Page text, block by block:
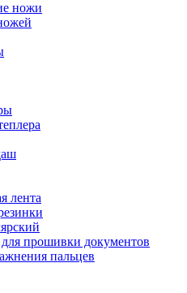
ножи
лента
прошивки документов
пальцев